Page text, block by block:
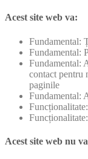
Acest site web va:
Fundamental:
Fundamental:
Fundamental:
contact pentru
paginile
Fundamental:
Acest site web nu